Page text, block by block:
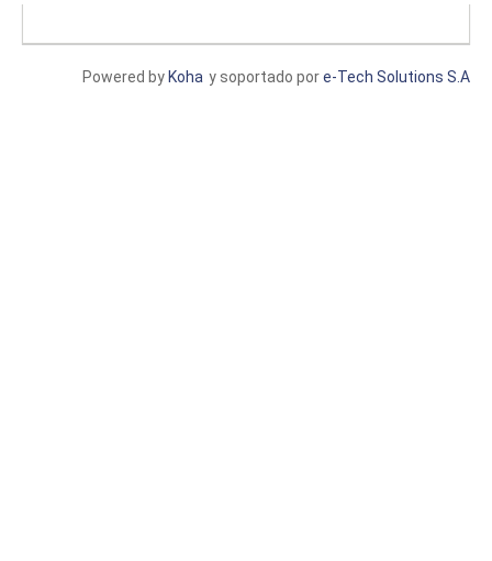
y soportado pore-Tech Solutions S.A
Powered by Koha